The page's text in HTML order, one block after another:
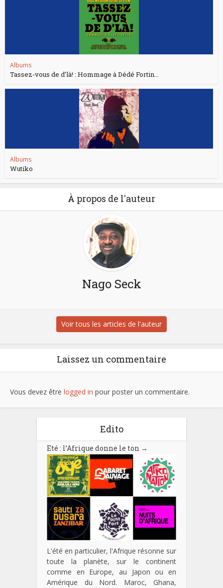
Albums
Tassez-vous de d’là! : Hommage à Dédé Fortin...
Albums
Wutiko
À propos de l'auteur
Nago Seck
Voir tous les articles de l'auteur
Laissez un commentaire
Vous devez être logged in pour poster un commentaire.
Edito
Eté : l’Afrique donne le ton →
L'été en particulier, l'Afrique résonne sur
toute la planète, sur le continent
comme en Europe, au Japon ou en
Amérique du Nord. Maroc, Ghana,